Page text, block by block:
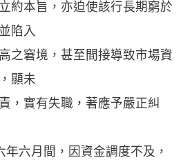
約本旨，亦迫使該行長期窮於
陷入
之窘境，甚至間接導致市場資
顯未
，實有失職，著應予嚴正糾
六月間，因資金調度不及，